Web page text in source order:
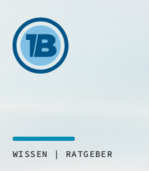
WISSEN | RATGEBER